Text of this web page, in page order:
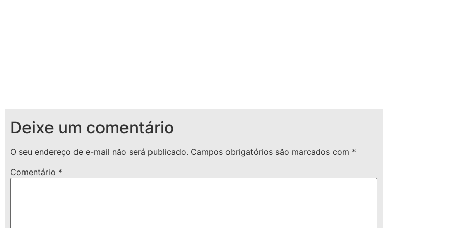
Deixe um comentário
O seu endereço de e-mail não será publicado. Campos obrigatórios são marcados com *
Comentário *